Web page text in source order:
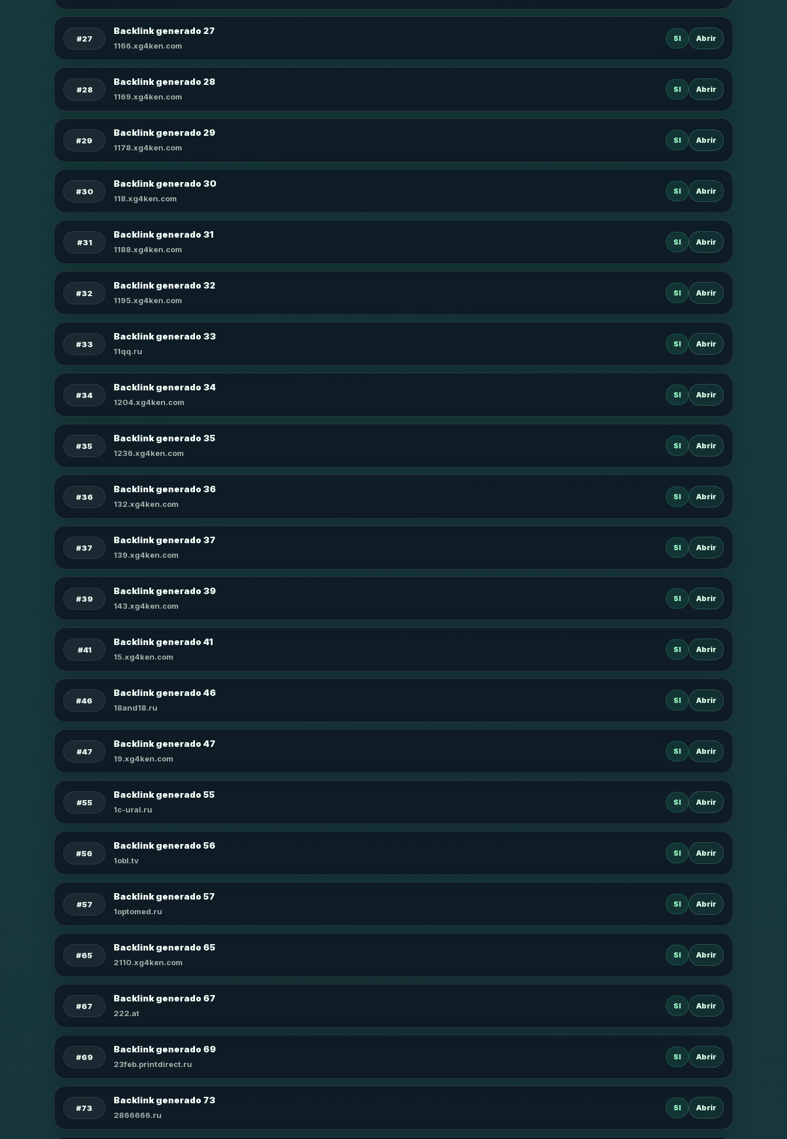
#27
Backlink generado 27
1166.xg4ken.com
SI Abrir
#28
Backlink generado 28
1169.xg4ken.com
SI Abrir
#29
Backlink generado 29
1178.xg4ken.com
SI Abrir
#30
Backlink generado 30
118.xg4ken.com
SI Abrir
#31
Backlink generado 31
1188.xg4ken.com
SI Abrir
#32
Backlink generado 32
1195.xg4ken.com
SI Abrir
#33
Backlink generado 33
11qq.ru
SI Abrir
#34
Backlink generado 34
1204.xg4ken.com
SI Abrir
#35
Backlink generado 35
1236.xg4ken.com
SI Abrir
#36
Backlink generado 36
132.xg4ken.com
SI Abrir
#37
Backlink generado 37
139.xg4ken.com
SI Abrir
#39
Backlink generado 39
143.xg4ken.com
SI Abrir
#41
Backlink generado 41
15.xg4ken.com
SI Abrir
#46
Backlink generado 46
18and18.ru
SI Abrir
#47
Backlink generado 47
19.xg4ken.com
SI Abrir
#55
Backlink generado 55
1c-ural.ru
SI Abrir
#56
Backlink generado 56
1obl.tv
SI Abrir
#57
Backlink generado 57
1optomed.ru
SI Abrir
#65
Backlink generado 65
2110.xg4ken.com
SI Abrir
#67
Backlink generado 67
222.at
SI Abrir
#69
Backlink generado 69
23feb.printdirect.ru
SI Abrir
#73
Backlink generado 73
2866666.ru
SI Abrir